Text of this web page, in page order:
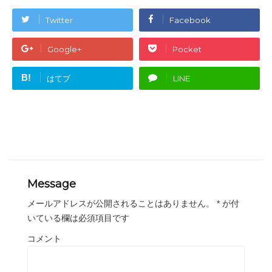
Twitter Facebook
Google+ Pocket
B! はてブ LINE
Message
メールアドレスが公開されることはありません。 * が付
いている欄は必須項目です
コメント